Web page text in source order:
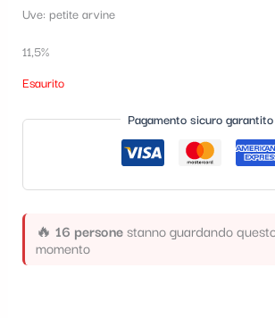
Uve: petite arvine
11,5%
Esaurito
Pagamento sicuro garantito
🔥 16 personestanno guardando
momento
n
a
c
g
o